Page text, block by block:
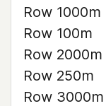
Row 1000m
Row 100m
Row 2000m
Row 250m
Row 3000m